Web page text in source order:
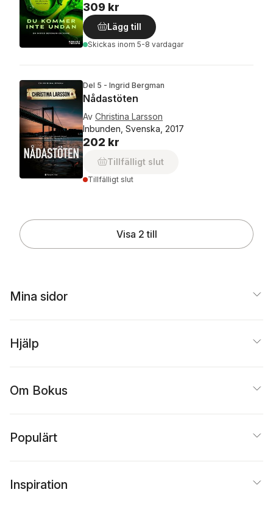
309 kr
Lägg till
Skickas inom 5-8 vardagar
Del 5 - Ingrid Bergman
Nådastöten
Av Christina Larsson
Inbunden, Svenska, 2017
202 kr
Tillfälligt slut
Tillfälligt slut
Visa 2 till
Mina sidor
Hjälp
Om Bokus
Populärt
Inspiration